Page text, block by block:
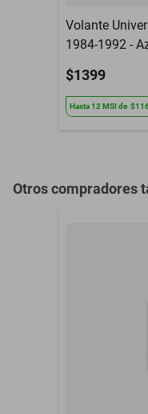
Volante
1984-1992 -
$1399
Hasta12 MSIde
Otros compradores